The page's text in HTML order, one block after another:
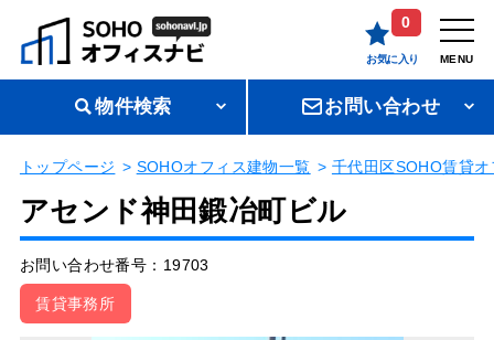
0
お気に入り MENU
物件検索 お問い合わせ
トップページ SOHOオフィス建物一覧 千代田区SOHO賃貸オ
アセンド神田鍛冶町ビル
お問い合わせ番号：19703
賃貸事務所